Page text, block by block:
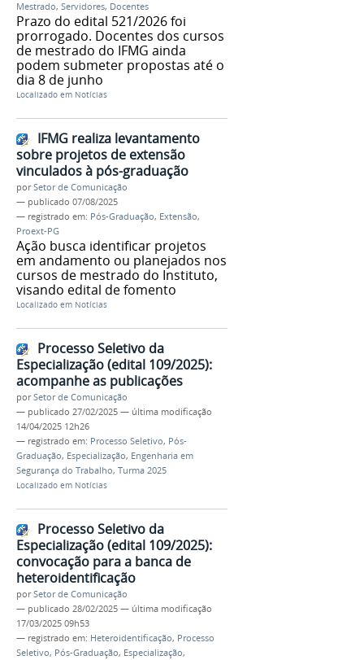
Mestrado, Servidores, Docentes
Prazo do edital 521/2026 foi
prorrogado. Docentes dos cursos
de mestrado do IFMG ainda
podem submeter propostas até o
dia 8 de junho
Localizado em Notícias
IFMG realiza levantamento
sobre projetos de extensão
vinculados à pós-graduação
porSetor de Comunicação
— publicado 07/08/2025
— registrado em: Pós-Graduação, Extensão,
Proext-PG
Ação busca identificar projetos
em andamento ou planejados nos
cursos de mestrado do Instituto,
visando edital de fomento
Localizado em Notícias
Processo Seletivo da
Especialização (edital 109/2025):
acompanhe as publicações
porSetor de Comunicação
— publicado 27/02/2025 — última modificação
14/04/2025 12h26
— registrado em: Processo Seletivo, Pós-
Graduação, Especialização, Engenharia em
Segurança do Trabalho, Turma 2025
Localizado em Notícias
Processo Seletivo da
Especialização (edital 109/2025):
convocação para a banca de
heteroidentificação
porSetor de Comunicação
— publicado 28/02/2025 — última modificação
17/03/2025 09h53
— registrado em: Heteroidentificação, Processo
Seletivo, Pós-Graduação, Especialização,